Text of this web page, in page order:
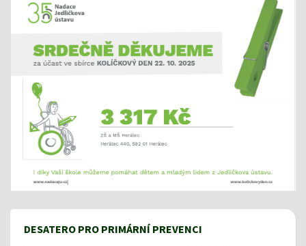
DESATERO PRO PRIMÁRNÍ PREVENCI